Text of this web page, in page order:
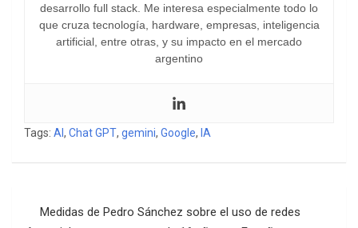
desarrollo full stack. Me interesa especialmente todo lo
que cruza tecnología, hardware, empresas, inteligencia
artificial, entre otras, y su impacto en el mercado
argentino
Tags: AI , Chat GPT, gemini, Google, IA
Medidas de Pedro Sánchez sobre el uso de redes